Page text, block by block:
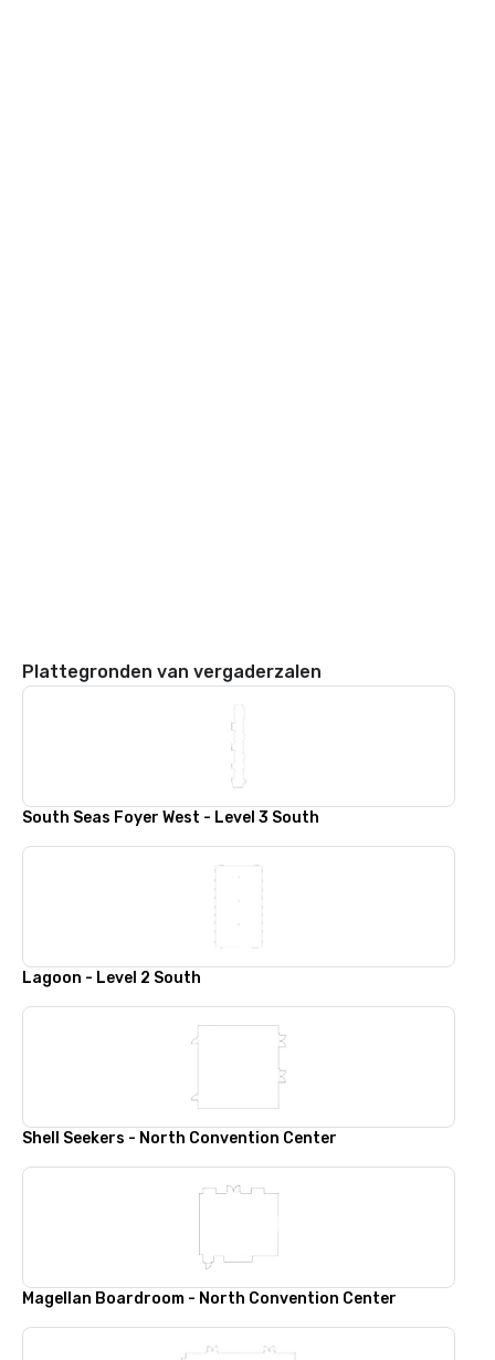
Plattegronden van vergaderzalen
South Seas Foyer West - Level 3 South
Lagoon - Level 2 South
Shell Seekers - North Convention Center
Magellan Boardroom - North Convention Center